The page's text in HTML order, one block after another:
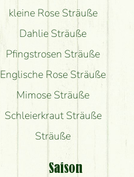
kleine Rose Sträuße
Dahlie Sträuße
Pfingstrosen Sträuße
Englische Rose Sträuße
Mimose Sträuße
Schleierkraut Sträuße
Sträuße
Saison